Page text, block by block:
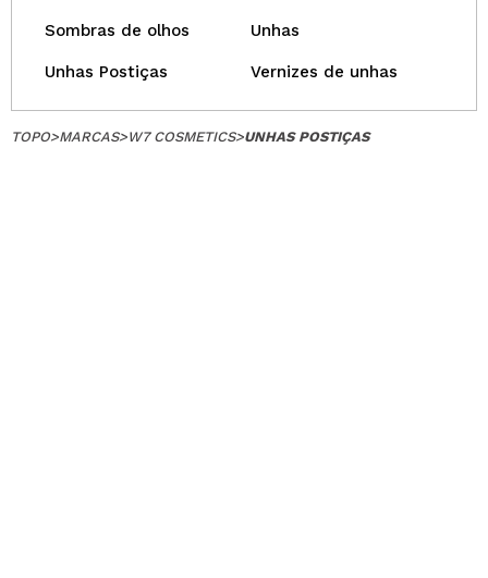
Sombras de olhos Unhas
Unhas Postiças Vernizes de unhas
TOPO>MARCAS>W7 COSMETICS>UNHAS POSTIÇAS